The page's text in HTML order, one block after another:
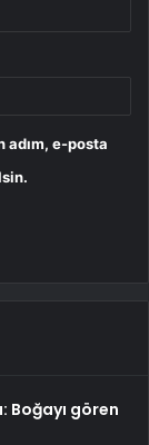
adım, e-posta
Boğayı gören